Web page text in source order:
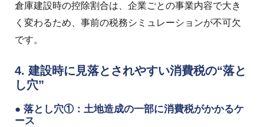
倉庫建設時の控除割合は、企業ごとの事業内容で大き
く変わるため、事前の税務シミュレーションが不可欠
です。
4. 建設時に見落とされやすい消費税の“落と
し穴”
● 落とし穴①：土地造成の一部に消費税がかかるケ
ース